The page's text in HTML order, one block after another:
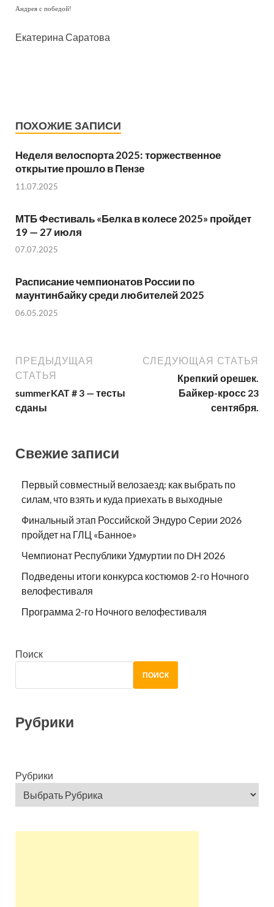
Андрея с победой!
Екатерина Саратова
ПОХОЖИЕ ЗАПИСИ
Неделя велоспорта 2025: торжественное
открытие прошло в Пензе
11.07.2025
МТБ Фестиваль «Белка в колесе 2025» пройдет
19 — 27 июля
07.07.2025
Расписание чемпионатов России по
маунтинбайку среди любителей 2025
06.05.2025
ПРЕДЫДУЩАЯ
СТАТЬЯ
summerKAT # 3 — тесты
сданы
СЛЕДУЮЩАЯ СТАТЬЯ
Крепкий орешек.
Байкер-кросс 23
сентября.
Свежие записи
Первый совместный велозаезд: как выбрать по
силам, что взять и куда приехать в выходные
Финальный этап Российской Эндуро Серии 2026
пройдет на ГЛЦ «Банное»
Чемпионат Республики Удмуртии по DH 2026
Подведены итоги конкурса костюмов 2-го Ночного
велофестиваля
Программа 2-го Ночного велофестиваля
Поиск
ПОИСК
Рубрики
Рубрики